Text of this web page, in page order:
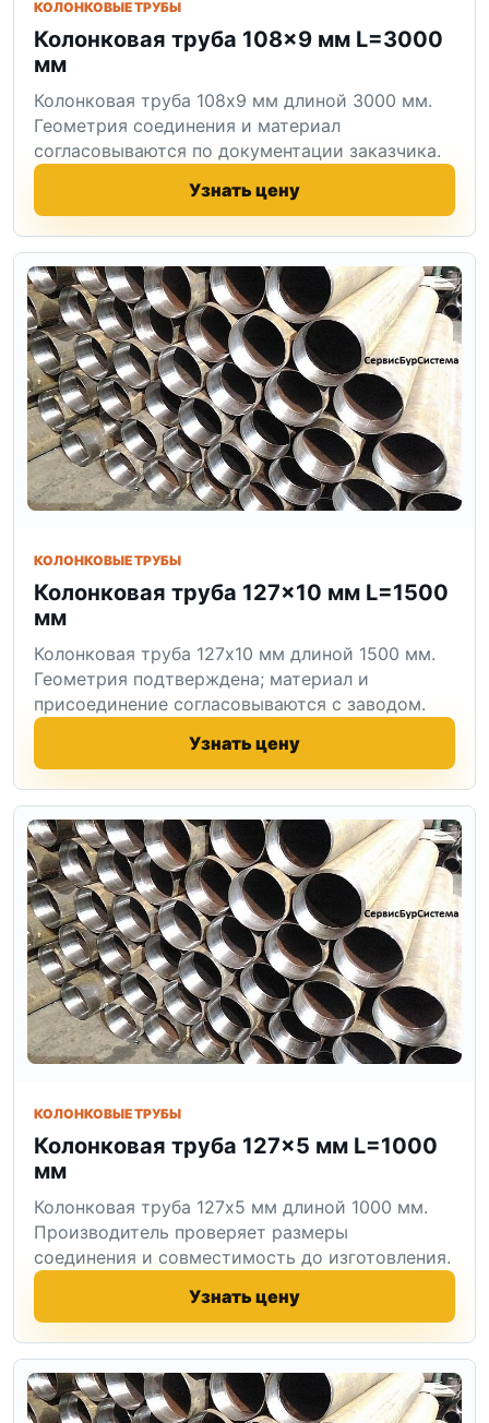
КОЛОНКОВЫЕ ТРУБЫ
Колонковая труба 108×9 мм L=3000
мм
Колонковая труба 108x9 мм длиной 3000 мм.
Геометрия соединения и материал
согласовываются по документации заказчика.
Узнать цену
КОЛОНКОВЫЕ ТРУБЫ
Колонковая труба 127×10 мм L=1500
мм
Колонковая труба 127x10 мм длиной 1500 мм.
Геометрия подтверждена; материал и
присоединение согласовываются с заводом.
Узнать цену
КОЛОНКОВЫЕ ТРУБЫ
Колонковая труба 127×5 мм L=1000
мм
Колонковая труба 127x5 мм длиной 1000 мм.
Производитель проверяет размеры
соединения и совместимость до изготовления.
Узнать цену